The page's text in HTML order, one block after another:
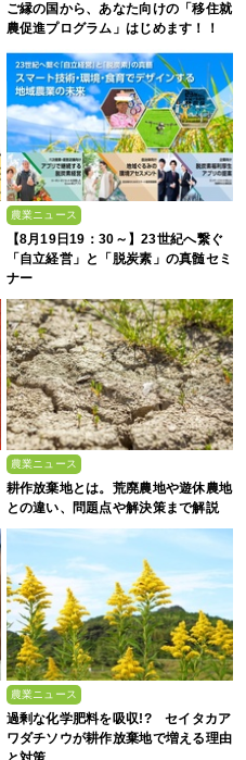
ご縁の国から、あなた向けの「移住就
農促進プログラム」はじめます！！
農業ニュース
【8月19日19：30～】23世紀へ繋ぐ
「自立経営」と「脱炭素」の真髄セミ
ナー
農業ニュース
耕作放棄地とは。荒廃農地や遊休農地
との違い、問題点や解決策まで解説
農業ニュース
過剰な化学肥料を吸収!? セイタカア
ワダチソウが耕作放棄地で増える理由